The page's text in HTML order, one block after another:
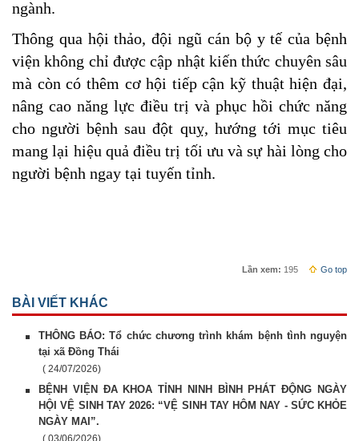
ngành.
Thông qua hội thảo, đội ngũ cán bộ y tế của bệnh
viện không chỉ được cập nhật kiến thức chuyên sâu
mà còn có thêm cơ hội tiếp cận kỹ thuật hiện đại,
nâng cao năng lực điều trị và phục hồi chức năng
cho người bệnh sau đột quỵ, hướng tới mục tiêu
mang lại hiệu quả điều trị tối ưu và sự hài lòng cho
người bệnh ngay tại tuyến tỉnh.
Lần xem: 195 Go top
BÀI VIẾT KHÁC
THÔNG BÁO: Tổ chức chương trình khám bệnh tình nguyện
tại xã Đồng Thái
( 24/07/2026)
BỆNH VIỆN ĐA KHOA TỈNH NINH BÌNH PHÁT ĐỘNG NGÀY
HỘI VỆ SINH TAY 2026: “VỆ SINH TAY HÔM NAY - SỨC KHỎE
NGÀY MAI”.
( 03/06/2026)